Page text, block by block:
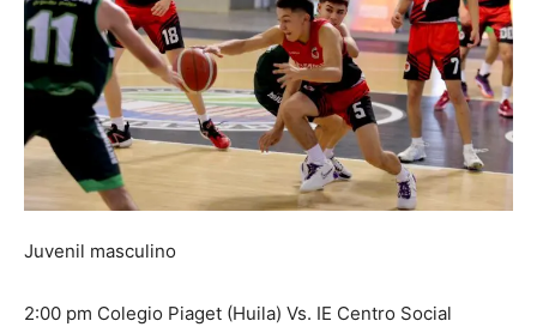
Juvenil masculino
2:00 pm Colegio Piaget (Huila) Vs. IE Centro Social